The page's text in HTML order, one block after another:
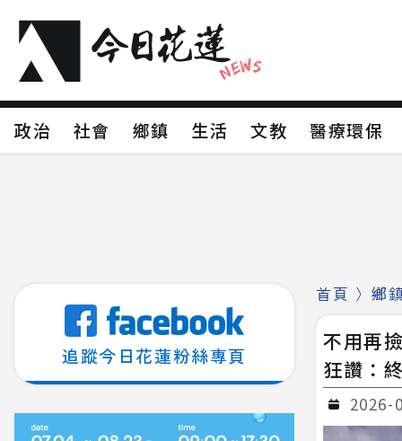
政治 社會 鄉鎮 生活 文教
醫療環保
追蹤今日花蓮粉絲專頁
首頁 〉鄉
不用再
狂讚：
2026-
政治 社會 鄉鎮 生活 文教 醫療環保